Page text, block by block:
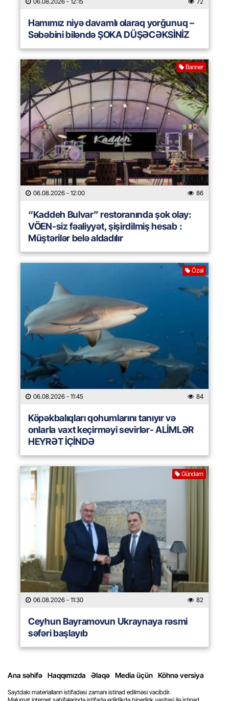
Hamımız niyə davamlı olaraq yorğunuq –
Səbəbini biləndə ŞOKA DÜŞƏCƏKSİNİZ
Banner
06.08.2026 - 12:00 86
“Kaddeh Bulvar” restoranında şok olay:
VÖEN-siz fəaliyyət, şişirdilmiş hesab :
Müştərilər belə aldadılır
Özəl
06.08.2026 - 11:45 84
Köpəkbalıqları qohumlarını tanıyır və
onlarla vaxt keçirməyi sevirlər- ALİMLƏR
HEYRƏT İÇİNDƏ
Gündəm
06.08.2026 - 11:30 82
Ceyhun Bayramovun Ukraynaya rəsmi
səfəri başlayıb
Ana səhifə Haqqımızda Əlaqə Media üçün Köhnə versiya
Saytdakı materialların istifadəsi zamanı istinad edilməsi vacibdir.